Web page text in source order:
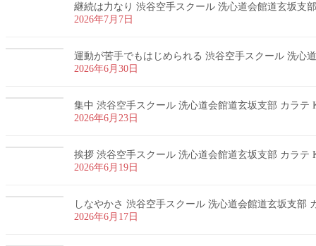
継続は力なり 渋谷空手スクール 洗心道会館道玄坂支
2026年7月7日
運動が苦手でもはじめられる 渋谷空手スクール 洗心
2026年6月30日
集中 渋谷空手スクール 洗心道会館道玄坂支部 カラテ
2026年6月23日
挨拶 渋谷空手スクール 洗心道会館道玄坂支部 カラテ
2026年6月19日
しなやかさ 渋谷空手スクール 洗心道会館道玄坂支部
2026年6月17日